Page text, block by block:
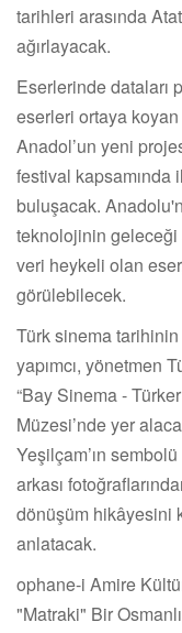
tarihleri arasında
ağırlayacak.
Eserlerinde dataları
eserleri ortaya
Anadol’un yeni
festival
buluşacak.
teknolojinin geleceği
veri heykeli olan
görülebilecek.
Türk sinema
yapımcı, yönetmen
“Bay Sinema -
Müzesi’nde yer
Yeşilçam’ın
arkası
dönüşüm hikâyesini
anlatacak.
ophane-i Amire
"Matraki" Bir